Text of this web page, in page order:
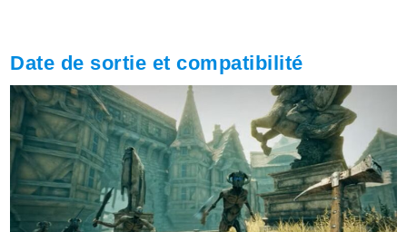
Date de sortie et compatibilité